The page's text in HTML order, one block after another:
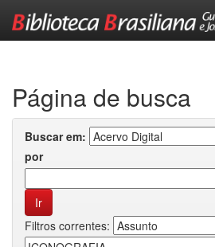
Página de busca
Buscar em:
por
Filtros correntes: